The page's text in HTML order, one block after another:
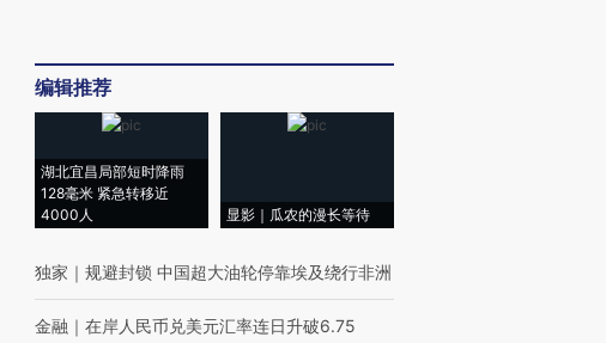
编辑推荐
湖北宜昌局部短时降雨
128毫米 紧急转移近
4000人
显影｜瓜农的漫长等待
独家 ｜ 规避封锁 中国超大油轮停靠埃及绕行非洲
金融 ｜ 在岸人民币兑美元汇率连日升破6.75